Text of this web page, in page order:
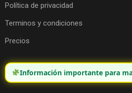
Política de privacidad
Terminos y condiciones
Precios
Información importante para